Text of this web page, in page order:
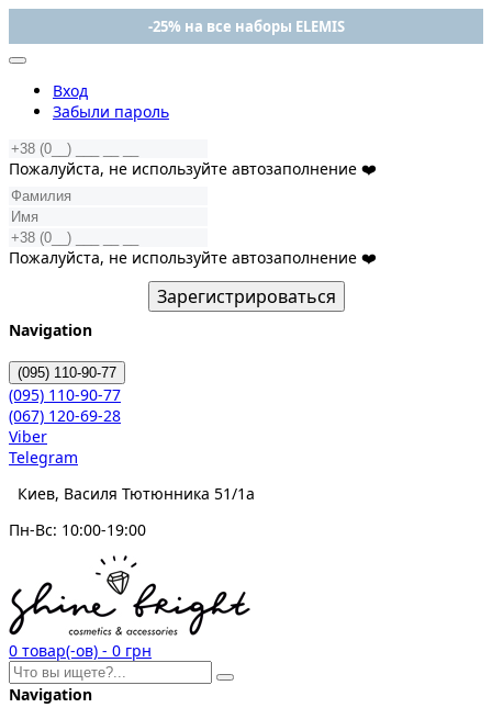
-25% на все наборы ELEMIS
Вход
Забыли пароль
Пожалуйста, не используйте автозаполнение ❤️
Пожалуйста, не используйте автозаполнение ❤️
Зарегистрироваться
Navigation
(095) 110-90-77
(095) 110-90-77
(067) 120-69-28
Viber
Telegram
Киев, Василя Тютюнника 51/1а
Пн-Вс: 10:00-19:00
0 товар(-ов) - 0 грн
Navigation